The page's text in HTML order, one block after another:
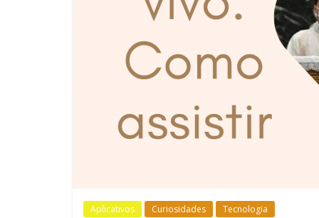
Aplicativos Curiosidades Tecnologia